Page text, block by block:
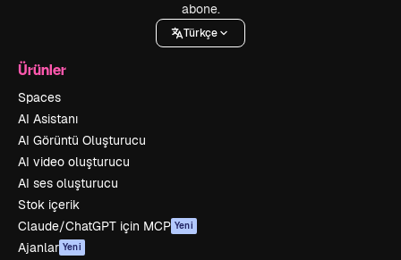
abone.
Türkçe
Ürünler
Spaces
AI Asistanı
AI Görüntü Oluşturucu
AI video oluşturucu
AI ses oluşturucu
Stok içerik
Claude/ChatGPT için MCP Yeni
Ajanlar Yeni